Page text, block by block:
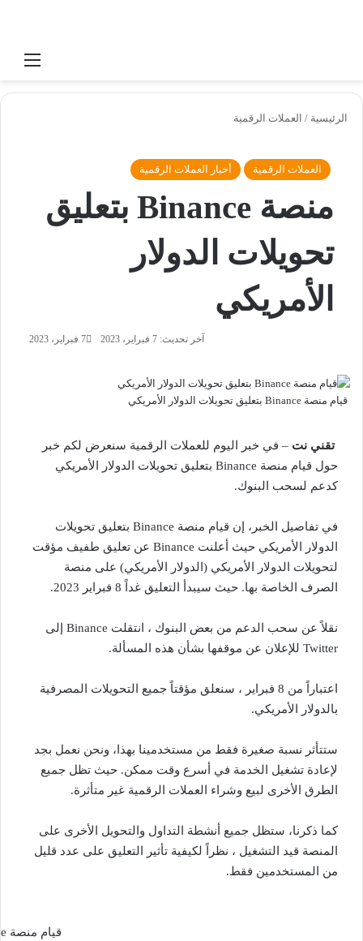
الرئيسية / العملات الرقمية
العملات الرقمية أخبار العملات الرقمية
منصة Binance بتعليق
تحويلات الدولار
الأمريكي
7 فبراير، 2023 آخر تحديث: 7 فبراير، 2023
قيام منصة Binance بتعليق تحويلات الدولار الأمريكي
تقني نت – في خبر اليوم للعملات الرقمية سنعرض لكم خبر
حول قيام منصة Binance بتعليق تحويلات الدولار الأمريكي
كدعم لسحب البنوك.
في تفاصيل الخبر، إن قيام منصة Binance
بتعليق تحويلات
الدولار الأمريكي حيث أعلنت Binance عن تعليق طفيف مؤقت
لتحويلات الدولار الأمريكي (الدولار الأمريكي) على منصة
الصرف الخاصة بها. حيث سيبدأ التعليق غداً 8 فبراير 2023.
نقلاً عن سحب الدعم من بعض البنوك ، انتقلت Binance إلى
Twitter للإعلان عن موقفها بشأن هذه المسألة.
اعتباراً من 8 فبراير ، سنعلق مؤقتاً جميع التحويلات المصرفية
بالدولار الأمريكي.
ستتأثر نسبة صغيرة فقط من مستخدمينا بهذا، ونحن نعمل بجد
لإعادة تشغيل الخدمة في أسرع وقت ممكن. حيث تظل جميع
الطرق الأخرى لبيع وشراء العملات الرقمية غير متأثرة.
كما ذكرنا، ستظل جميع أنشطة التداول والتحويل الأخرى على
المنصة قيد التشغيل ، نظراً لكيفية تأثير التعليق على عدد قليل
من المستخدمين فقط.
قيام منصة Binance بتعليق تحويلات الدولار الأمريكي